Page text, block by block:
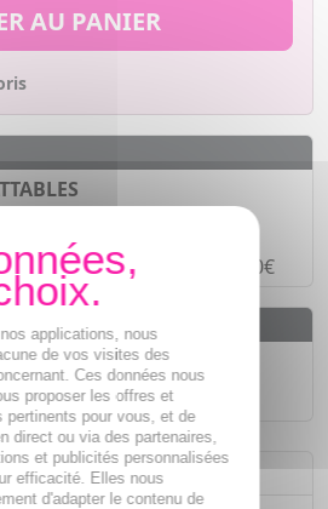
AU PANIER
fois sans frais à partir de 30€
dès55€
Chronoposten 24h*
applications, nous
de vos visites des
Ces données nous
proposer les offres et
pertinents pour vous, et de
direct ou via des partenaires,
et publicités personnalisées
efficacité. Elles nous
d'adapter le contenu de